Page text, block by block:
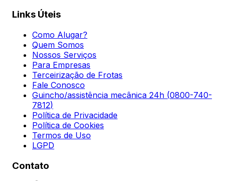
Links Úteis
Como Alugar?
Quem Somos
Nossos Serviços
Para Empresas
Terceirização de Frotas
Fale Conosco
Guincho/assistência mecânica 24h (0800-740-
7812)
Política de Privacidade
Política de Cookies
Termos de Uso
LGPD
Contato